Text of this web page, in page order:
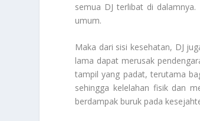
semua DJ terlibat di
umum.
Maka dari sisi kesehatan, DJ
lama dapat merusak
tampil yang padat, terutama
sehingga kelelahan fisik dan
berdampak buruk pada